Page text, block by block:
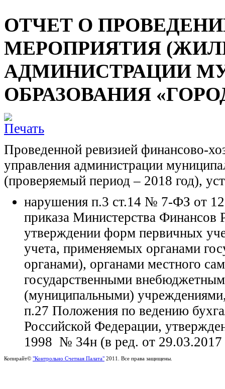
ОТЧЕТ О
МЕРОПРИЯТИЯ
АДМИНИСТРАЦИИ
ОБРАЗОВАНИЯ
Проведенной ревизией финансово-
управления администрации
(проверяемый период – 2018 год),
нарушения п.3 ст.14 № 7-ФЗ от
приказа Министерства
утверждении форм первичных
учета, применяемых органами
органами), органами местного
государственными
(муниципальными)
п.27 Положения по ведению
Российской Федерации,
1998 № 34н (в ред. от
Копирайт© "Контрольно Счетная Палата" 2011. Все права защищены.